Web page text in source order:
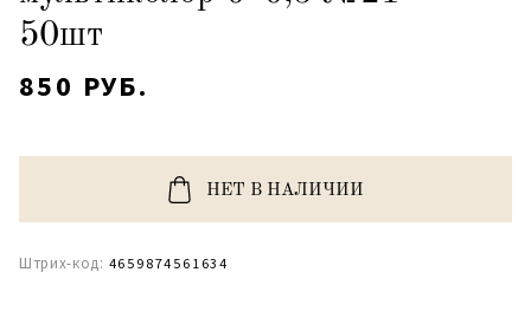
50шт
850 РУБ.
НЕТ В НАЛИЧИИ
Штрих-код: 4659874561634